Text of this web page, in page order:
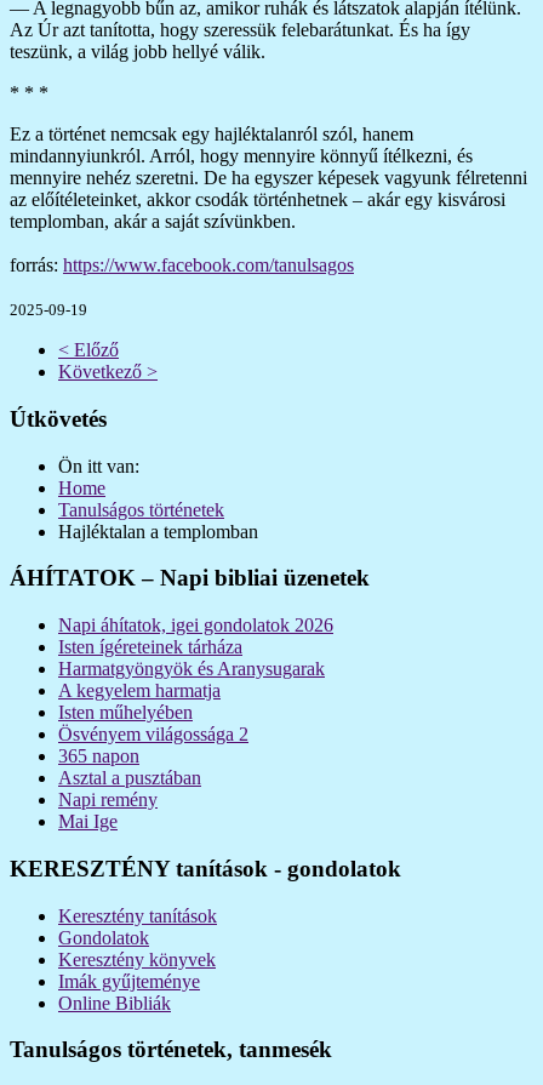
— A legnagyobb bűn az, amikor ruhák és látszatok alapján ítélünk.
Az Úr azt tanította, hogy szeressük felebarátunkat. És ha így
teszünk, a világ jobb hellyé válik.
* * *
Ez a történet nemcsak egy hajléktalanról szól, hanem
mindannyiunkról. Arról, hogy mennyire könnyű ítélkezni, és
mennyire nehéz szeretni. De ha egyszer képesek vagyunk félretenni
az előítéleteinket, akkor csodák történhetnek – akár egy kisvárosi
templomban, akár a saját szívünkben.
forrás: https://www.facebook.com/tanulsagos
2025-09-19
< Előző
Következő >
Útkövetés
Ön itt van:
Home
Tanulságos történetek
Hajléktalan a templomban
ÁHÍTATOK – Napi bibliai üzenetek
Napi áhítatok, igei gondolatok 2026
Isten ígéreteinek tárháza
Harmatgyöngyök és Aranysugarak
A kegyelem harmatja
Isten műhelyében
Ösvényem világossága 2
365 napon
Asztal a pusztában
Napi remény
Mai Ige
KERESZTÉNY tanítások - gondolatok
Keresztény tanítások
Gondolatok
Keresztény könyvek
Imák gyűjteménye
Online Bibliák
Tanulságos történetek, tanmesék